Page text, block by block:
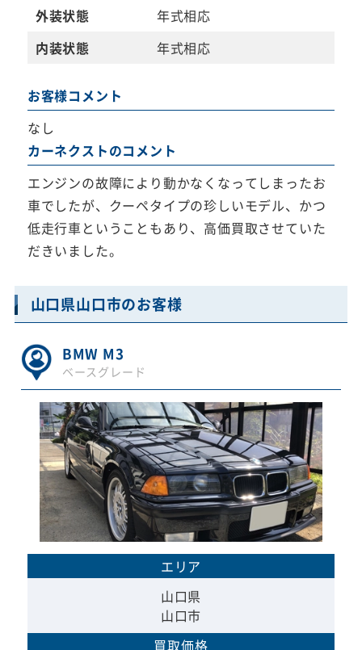
外装状態
年式相応
内装状態
年式相応
お客様コメント
なし
カーネクストのコメント
エンジンの故障により動かなくなってしまったお
車でしたが、クーペタイプの珍しいモデル、かつ
低走行車ということもあり、高価買取させていた
だきいました。
山口県山口市のお客様
BMW M3
ベースグレード
エリア
山口県
山口市
買取価格